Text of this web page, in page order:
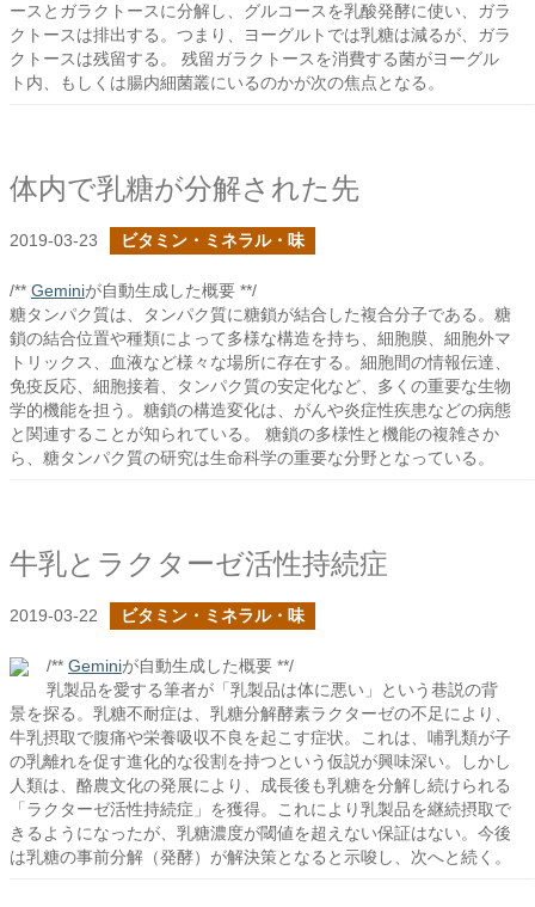
ースとガラクトースに分解し、グルコースを乳酸発酵に使い、ガラ
クトースは排出する。つまり、ヨーグルトでは乳糖は減るが、ガラ
クトースは残留する。 残留ガラクトースを消費する菌がヨーグル
ト内、もしくは腸内細菌叢にいるのかが次の焦点となる。
体内で乳糖が分解された先
2019-03-23 ビタミン・ミネラル・味
/** Geminiが自動生成した概要 **/
糖タンパク質は、タンパク質に糖鎖が結合した複合分子である。糖
鎖の結合位置や種類によって多様な構造を持ち、細胞膜、細胞外マ
トリックス、血液など様々な場所に存在する。細胞間の情報伝達、
免疫反応、細胞接着、タンパク質の安定化など、多くの重要な生物
学的機能を担う。糖鎖の構造変化は、がんや炎症性疾患などの病態
と関連することが知られている。 糖鎖の多様性と機能の複雑さか
ら、糖タンパク質の研究は生命科学の重要な分野となっている。
牛乳とラクターゼ活性持続症
2019-03-22 ビタミン・ミネラル・味
/** Geminiが自動生成した概要 **/
乳製品を愛する筆者が「乳製品は体に悪い」という巷説の背
景を探る。乳糖不耐症は、乳糖分解酵素ラクターゼの不足により、
牛乳摂取で腹痛や栄養吸収不良を起こす症状。これは、哺乳類が子
の乳離れを促す進化的な役割を持つという仮説が興味深い。しかし
人類は、酪農文化の発展により、成長後も乳糖を分解し続けられる
「ラクターゼ活性持続症」を獲得。これにより乳製品を継続摂取で
きるようになったが、乳糖濃度が閾値を超えない保証はない。今後
は乳糖の事前分解（発酵）が解決策となると示唆し、次へと続く。